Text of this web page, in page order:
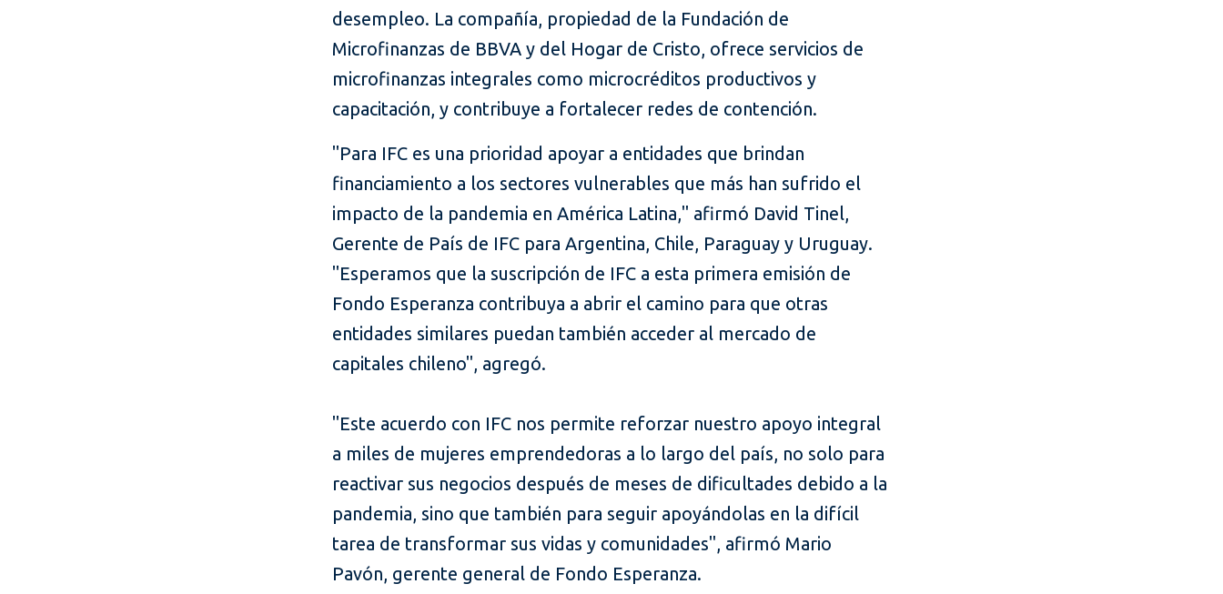
desempleo. La compañía, propiedad de la Fundación de
Microfinanzas de BBVA y del Hogar de Cristo, ofrece servicios de
microfinanzas integrales como microcréditos productivos y
capacitación, y contribuye a fortalecer redes de contención.
"Para IFC es una prioridad apoyar a entidades que brindan
financiamiento a los sectores vulnerables que más han sufrido el
impacto de la pandemia en América Latina," afirmó David Tinel,
Gerente de País de IFC para Argentina, Chile, Paraguay y Uruguay.
"Esperamos que la suscripción de IFC a esta primera emisión de
Fondo Esperanza contribuya a abrir el camino para que otras
entidades similares puedan también acceder al mercado de
capitales chileno", agregó.
"Este acuerdo con IFC nos permite reforzar nuestro apoyo integral
a miles de mujeres emprendedoras a lo largo del país, no solo para
reactivar sus negocios después de meses de dificultades debido a la
pandemia, sino que también para seguir apoyándolas en la difícil
tarea de transformar sus vidas y comunidades", afirmó Mario
Pavón, gerente general de Fondo Esperanza.